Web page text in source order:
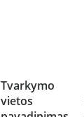
Tvarkymo
vietos